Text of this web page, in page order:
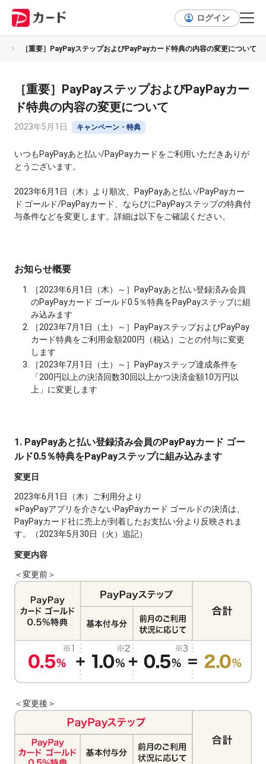
ログイン
［重要］PayPayステップおよびPayPayカード特典の内容の変更について
［重要］PayPayステップおよびPayPayカー
ド特典の内容の変更について
2023年5月1日 キャンペーン・特典
いつもPayPayあと払い/PayPayカードをご利用いただきありが
とうございます。
2023年6月1日（木）より順次、PayPayあと払い/PayPayカー
ド ゴールド/PayPayカード、ならびにPayPayステップの特典付
与条件などを変更します。詳細は以下をご確認ください。
お知らせ概要
［2023年6月1日（木）～］PayPayあと払い登録済み会員
のPayPayカード ゴールド0.5％特典をPayPayステップに組
み込みます
［2023年7月1日（土）～］PayPayステップおよびPayPay
カード特典をご利用金額200円（税込）ごとの付与に変更
します
［2023年7月1日（土）～］PayPayステップ達成条件を
「200円以上の決済回数30回以上かつ決済金額10万円以
上」に変更します
1. PayPayあと払い登録済み会員のPayPayカード ゴー
ルド0.5％特典をPayPayステップに組み込みます
変更日
2023年6月1日（木）ご利用分より
※PayPayアプリを介さないPayPayカード ゴールドの決済は、
PayPayカード社に売上が到着したお支払い分より反映されま
す。（2023年5月30日（火）追記）
変更内容
＜変更前＞
＜変更後＞